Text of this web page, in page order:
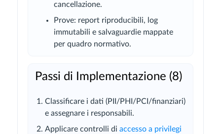
cancellazione.
Prove: report riproducibili, log
immutabili e salvaguardie mappate
per quadro normativo.
Passi di Implementazione (8)
Classificare i dati (PII/PHI/PCI/finanziari)
e assegnare i responsabili.
Applicare controlli di accesso a privilegi